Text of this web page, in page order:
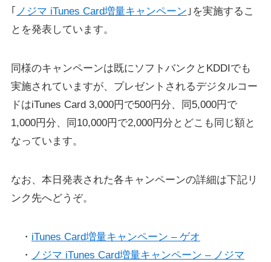
｢ ノジマ iTunes Card増量キャンペーン ｣を実施するこ
とを発表しています。
同様のキャンペーンは既にソフトバンクとKDDIでも
実施されていますが、プレゼントされるデジタルコー
ドはiTunes Card 3,000円で500円分、同5,000円で
1,000円分、同10,000円で2,000円分とどこも同じ額と
なっています。
なお、本日発表された各キャンペーンの詳細は下記リ
ンク先へどうぞ。
・ iTunes Card増量キャンペーン – ゲオ
・ ノジマ iTunes Card増量キャンペーン – ノジマ